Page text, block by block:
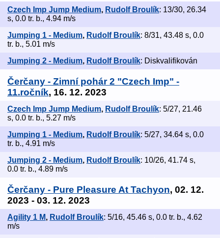
Czech Imp Jump Medium, Rudolf Broulík: 13/30, 26.34
s, 0.0 tr. b., 4.94 m/s
Jumping 1 - Medium, Rudolf Broulík: 8/31, 43.48 s, 0.0
tr. b., 5.01 m/s
Jumping 2 - Medium, Rudolf Broulík: Diskvalifikován
Čerčany - Zimní pohár 2 "Czech Imp" -
11.ročník, 16. 12. 2023
Czech Imp Jump Medium, Rudolf Broulík: 5/27, 21.46
s, 0.0 tr. b., 5.27 m/s
Jumping 1 - Medium, Rudolf Broulík: 5/27, 34.64 s, 0.0
tr. b., 4.91 m/s
Jumping 2 - Medium, Rudolf Broulík: 10/26, 41.74 s,
0.0 tr. b., 4.89 m/s
Čerčany - Pure Pleasure At Tachyon, 02. 12.
2023 - 03. 12. 2023
Agility 1 M, Rudolf Broulík: 5/16, 45.46 s, 0.0 tr. b., 4.62
m/s